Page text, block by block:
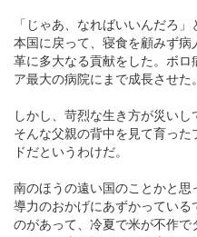
「じゃあ、なればいいんだろ
本国に戻って、寝食を顧みず
革に多大なる貢献をした。ボ
ア最大の病院にまで成長させた。
しかし、苛烈な生き方が災いし
そんな父親の背中を見て育っ
ドだというわけだ。
南のほうの遠い国のことかと
導力のおかげにあずかってい
のがあって、冷夏で米が不作